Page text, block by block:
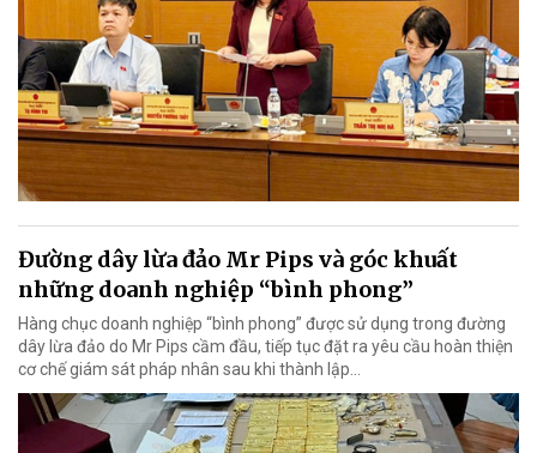
Đường dây lừa đảo Mr Pips và góc khuất
những doanh nghiệp “bình phong”
Hàng chục doanh nghiệp “bình phong” được sử dụng trong đường
dây lừa đảo do Mr Pips cầm đầu, tiếp tục đặt ra yêu cầu hoàn thiện
cơ chế giám sát pháp nhân sau khi thành lập…